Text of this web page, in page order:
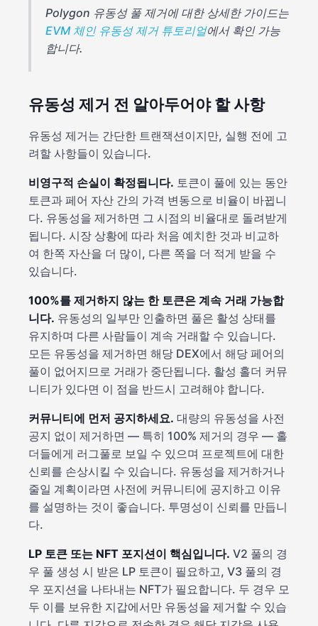
Polygon 유동성 풀 제거에 대한 상세한 가이드는
EVM 체인 유동성 제거 튜토리얼에서 확인 가능
합니다.
유동성 제거 전 알아두어야 할 사항
유동성 제거는 간단한 트랜잭션이지만, 실행 전에 고
려할 사항들이 있습니다.
비영구적 손실이 확정됩니다. 토큰이 풀에 있는 동안
토큰과 페어 자산 간의 가격 변동으로 비율이 바뀝니
다. 유동성을 제거하면 그 시점의 비율대로 돌려받게
됩니다. 시장 상황에 따라 처음 예치한 것과 비교하
여 한쪽 자산을 더 많이, 다른 쪽을 더 적게 받을 수
있습니다.
100%를 제거하지 않는 한 토큰은 계속 거래 가능합
니다. 유동성의 일부만 인출하면 풀은 활성 상태를
유지하며 다른 사람들이 계속 거래할 수 있습니다.
모든 유동성을 제거하면 해당 DEX에서 해당 페어의
풀이 없어지므로 거래가 중단됩니다. 활성 홀더 커뮤
니티가 있다면 이 점을 반드시 고려해야 합니다.
커뮤니티에 먼저 공지하세요. 대량의 유동성을 사전
공지 없이 제거하면 — 특히 100% 제거의 경우 — 홀
더들에게 러그풀로 보일 수 있으며 프로젝트에 대한
신뢰를 손상시킬 수 있습니다. 유동성을 제거하거나
줄일 계획이라면 사전에 커뮤니티에 공지하고 이유
를 설명하는 것이 좋습니다. 투명성이 신뢰를 만듭니
다.
LP 토큰 또는 NFT 포지션이 핵심입니다. V2 풀의 경
우 풀 생성 시 받은 LP 토큰이 필요하고, V3 풀의 경
우 포지션을 나타내는 NFT가 필요합니다. 두 경우 모
두 이를 보유한 지갑에서만 유동성을 제거할 수 있습